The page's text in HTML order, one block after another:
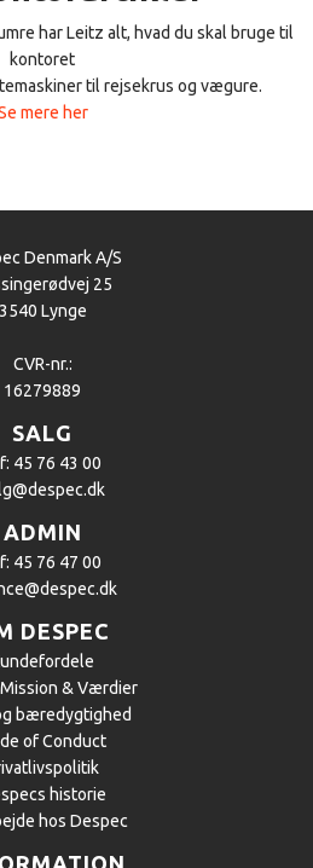
har Leitz alt, hvad du skal bruge til
kontoret
til rejsekrus og vægure.
mere her
Denmark A/S
25
3540 Lynge
CVR-nr.:
16279889
SALG
45 76 43 00
ADMIN
45 76 47 00
DESPEC
& Værdier
bæredygtighed
of Conduct
historie
hos Despec